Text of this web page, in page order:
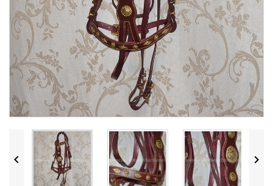
 